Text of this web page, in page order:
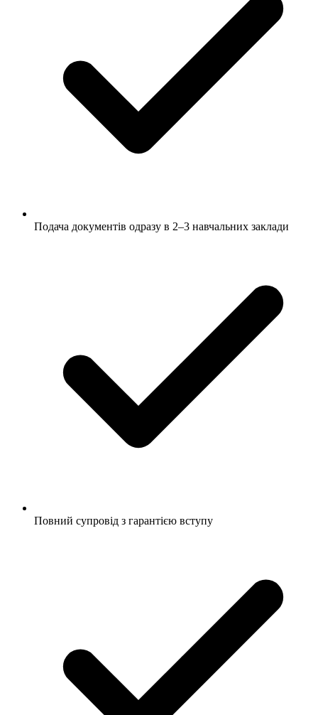
Подача документів одразу в 2–3 навчальних заклади
Повний супровід з гарантією вступу